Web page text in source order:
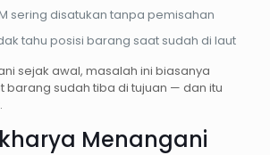
sering disatukan tanpa pemisahan
tahu posisi barang saat sudah di laut
sejak awal, masalah ini biasanya
barang sudah tiba di tujuan — dan itu
Menangani